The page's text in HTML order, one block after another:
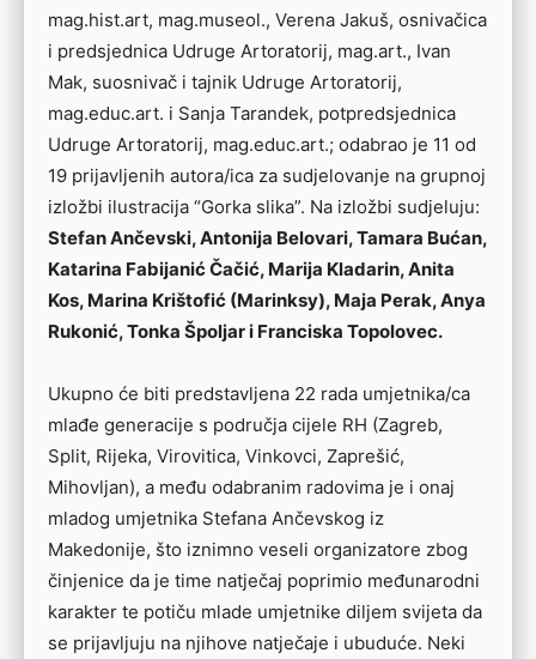
mag.hist.art, mag.museol., Verena Jakuš, osnivačica
i predsjednica Udruge Artoratorij, mag.art., Ivan
Mak, suosnivač i tajnik Udruge Artoratorij,
mag.educ.art. i Sanja Tarandek, potpredsjednica
Udruge Artoratorij, mag.educ.art.; odabrao je 11 od
19 prijavljenih autora/ica za sudjelovanje na grupnoj
izložbi ilustracija “Gorka slika”. Na izložbi sudjeluju:
Stefan Ančevski, Antonija Belovari, Tamara Bućan,
Katarina Fabijanić Čačić, Marija Kladarin, Anita
Kos, Marina Krištofić (Marinksy), Maja Perak, Anya
Rukonić, Tonka Špoljar i Franciska Topolovec.
Ukupno će biti predstavljena 22 rada umjetnika/ca
mlađe generacije s područja cijele RH (Zagreb,
Split, Rijeka, Virovitica, Vinkovci, Zaprešić,
Mihovljan), a među odabranim radovima je i onaj
mladog umjetnika Stefana Ančevskog iz
Makedonije, što iznimno veseli organizatore zbog
činjenice da je time natječaj poprimio međunarodni
karakter te potiču mlade umjetnike diljem svijeta da
se prijavljuju na njihove natječaje i ubuduće. Neki